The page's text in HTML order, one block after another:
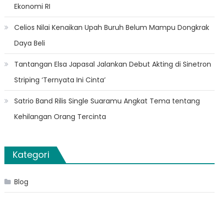
Ekonomi RI
Celios Nilai Kenaikan Upah Buruh Belum Mampu Dongkrak
Daya Beli
Tantangan Elsa Japasal Jalankan Debut Akting di Sinetron
Striping ‘Ternyata Ini Cinta’
Satrio Band Rilis Single Suaramu Angkat Tema tentang
Kehilangan Orang Tercinta
Kategori
Blog